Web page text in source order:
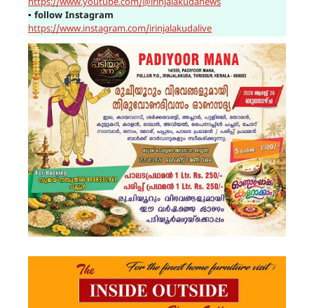
https://www.youtube.com/@irinjalakudanews
▪ follow Instagram
https://www.instagram.com/irinjalakudalive